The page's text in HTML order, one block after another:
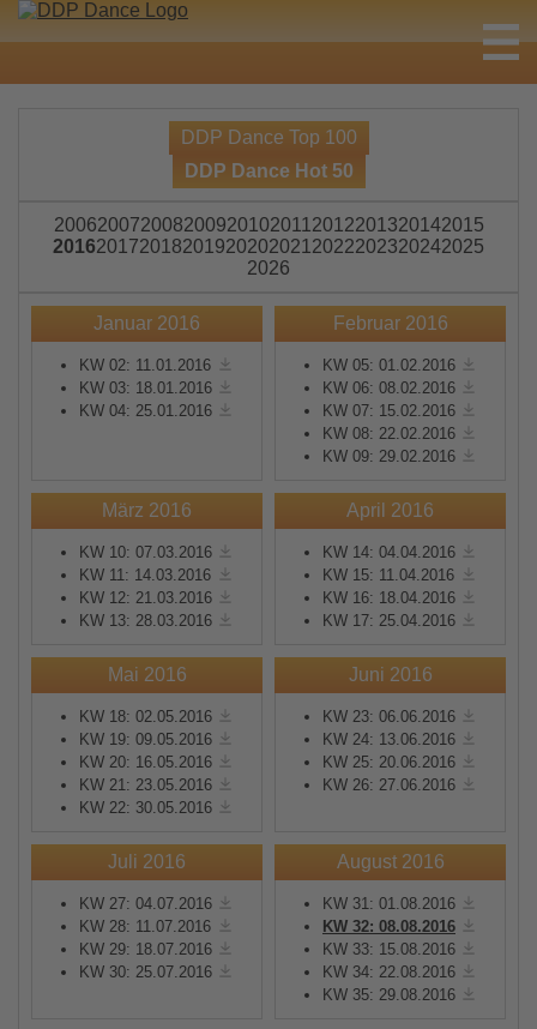
DDP Dance Top 100
DDP Dance Hot 50
200620072008200920102011 2012201320142015
201620172018201920202021 2022202320242025
2026
Januar 2016
KW 02: 11.01.2016
KW 03: 18.01.2016
KW 04: 25.01.2016
Februar 2016
KW 05: 01.02.2016
KW 06: 08.02.2016
KW 07: 15.02.2016
KW 08: 22.02.2016
KW 09: 29.02.2016
März 2016
KW 10: 07.03.2016
KW 11: 14.03.2016
KW 12: 21.03.2016
KW 13: 28.03.2016
April 2016
KW 14: 04.04.2016
KW 15: 11.04.2016
KW 16: 18.04.2016
KW 17: 25.04.2016
Mai 2016
KW 18: 02.05.2016
KW 19: 09.05.2016
KW 20: 16.05.2016
KW 21: 23.05.2016
KW 22: 30.05.2016
Juni 2016
KW 23: 06.06.2016
KW 24: 13.06.2016
KW 25: 20.06.2016
KW 26: 27.06.2016
Juli 2016
KW 27: 04.07.2016
KW 28: 11.07.2016
KW 29: 18.07.2016
KW 30: 25.07.2016
August 2016
KW 31: 01.08.2016
KW 32: 08.08.2016
KW 33: 15.08.2016
KW 34: 22.08.2016
KW 35: 29.08.2016